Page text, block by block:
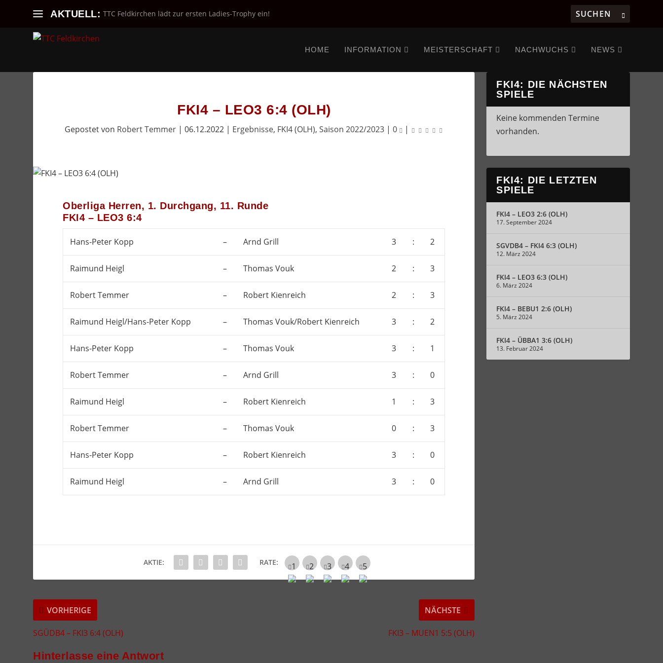
AKTUELL: TTC Feldkirchen lädt zur ersten Ladies-Trophy ein!
HOME INFORMATION MEISTERSCHAFT NACHWUCHS NEWS
FKI4 – LEO3 6:4 (OLH)
Gepostet von Robert Temmer| 06.12.2022| Ergebnisse, FKI4 (OLH), Saison 2022/2023| 0 |
Oberliga Herren, 1. Durchgang, 11. Runde
FKI4 – LEO3 6:4
Hans-Peter Kopp – Arnd Grill 3 : 2
Raimund Heigl – Thomas Vouk 2 : 3
Robert Temmer – Robert Kienreich 2 : 3
Raimund Heigl/Hans-Peter Kopp – Thomas Vouk/Robert Kienreich 3 : 2
Hans-Peter Kopp – Thomas Vouk 3 : 1
Robert Temmer – Arnd Grill 3 : 0
Raimund Heigl – Robert Kienreich 1 : 3
Robert Temmer – Thomas Vouk 0 : 3
Hans-Peter Kopp – Robert Kienreich 3 : 0
Raimund Heigl – Arnd Grill 3 : 0
AKTIE: RATE:
VORHERIGE
SGÜDB4 – FKI3 6:4 (OLH)
NÄCHSTE
FKI3 – MUEN1 5:5 (OLH)
Hinterlasse eine Antwort
FKI4: DIE NÄCHSTEN
SPIELE
Keine kommenden Termine
vorhanden.
FKI4: DIE LETZTEN
SPIELE
FKI4 – LEO3 2:6 (OLH)
17. September 2024
SGVDB4 – FKI4 6:3 (OLH)
12. März 2024
FKI4 – LEO3 6:3 (OLH)
6. März 2024
FKI4 – BEBU1 2:6 (OLH)
5. März 2024
FKI4 – ÜBBA1 3:6 (OLH)
13. Februar 2024